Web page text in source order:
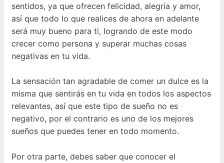
sentidos, ya que ofrecen felicidad, alegría y amor,
así que todo lo que realices de ahora en adelante
será muy bueno para ti, logrando de este modo
crecer como persona y superar muchas cosas
negativas en tu vida.
La sensación tan agradable de comer un dulce es la
misma que sentirás en tu vida en todos los aspectos
relevantes, así que este tipo de sueño no es
negativo, por el contrario es uno de los mejores
sueños que puedes tener en todo momento.
Por otra parte, debes saber que conocer el